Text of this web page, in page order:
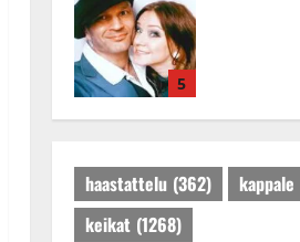
5
Tanssiin.fi
haastattelu (362) kappale
keikat (1268)